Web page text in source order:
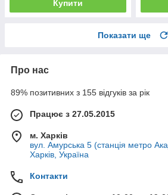
Купити
Показати ще
Про нас
89% позитивних з 155 відгуків за рік
Працює з 27.05.2015
м. Харків
вул. Амурська 5 (станція метро
Харків, Україна
Контакти